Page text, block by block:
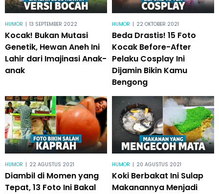
HUMOR | 13 SEPTEMBER 2022
Kocak! Bukan Mutasi
Genetik, Hewan Aneh Ini
Lahir dari Imajinasi Anak-
anak
HUMOR | 22 OKTOBER 2021
Beda Drastis! 15 Foto
Kocak Before-After
Pelaku Cosplay Ini
Dijamin Bikin Kamu
Bengong
HUMOR | 22 AGUSTUS 2021
Diambil di Momen yang
Tepat, 13 Foto Ini Bakal
HUMOR | 20 AGUSTUS 2021
Koki Berbakat Ini Sulap
Makanannya Menjadi